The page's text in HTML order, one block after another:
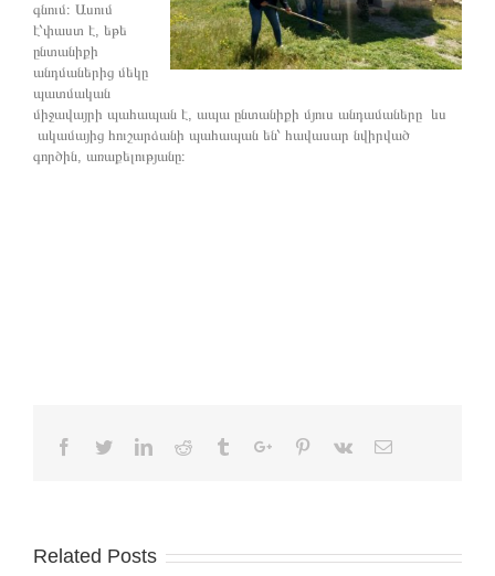
գնում։ Ասում
է՝փաստ է, եթե
ընտանիքի
անդմաներից մեկը
պատմական
միջավայրի պահապան է, ապա ընտանիքի մյուս անդամաները ևս
ակամայից հուշարձանի պահապան են՝ հավասար նվիրված
գործին, առաքելությանը։
Facebook
TwitterLinkedinReddit TumblrGoogle+Pinterest
Vk Email
Related Posts